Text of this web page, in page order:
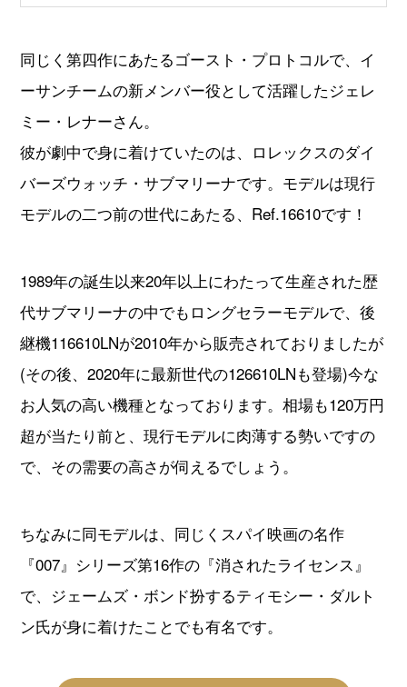
同じく第四作にあたるゴースト・プロトコルで、イ
ーサンチームの新メンバー役として活躍したジェレ
ミー・レナーさん。
彼が劇中で身に着けていたのは、ロレックスのダイ
バーズウォッチ・サブマリーナです。モデルは現行
モデルの二つ前の世代にあたる、Ref.16610です！
1989年の誕生以来20年以上にわたって生産された歴
代サブマリーナの中でもロングセラーモデルで、後
継機116610LNが2010年から販売されておりましたが
(その後、2020年に最新世代の126610LNも登場)今な
お人気の高い機種となっております。相場も120万円
超が当たり前と、現行モデルに肉薄する勢いですの
で、その需要の高さが伺えるでしょう。
ちなみに同モデルは、同じくスパイ映画の名作
『007』シリーズ第16作の『消されたライセンス』
で、ジェームズ・ボンド扮するティモシー・ダルト
ン氏が身に着けたことでも有名です。